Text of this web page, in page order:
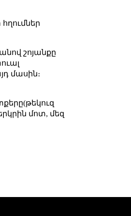
շոյանքը
մասին։
մոտ, մեզ